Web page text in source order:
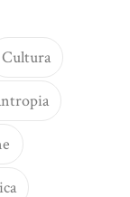
Cultura